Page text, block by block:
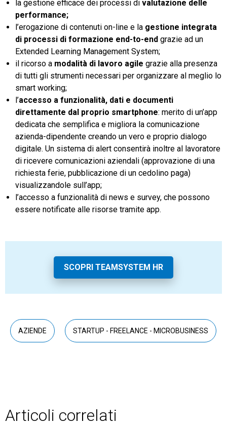
la gestione efficace dei processi di valutazione delle
performance;
l’erogazione di contenuti on-line e la gestione integrata
di processi di formazione end-to-end grazie ad un
Extended Learning Management System;
il ricorso a modalità di lavoro agile grazie alla presenza
di tutti gli strumenti necessari per organizzare al meglio lo
smart working;
l’accesso a funzionalità, dati e documenti
direttamente dal proprio smartphone: merito di un’app
dedicata che semplifica e migliora la comunicazione
azienda-dipendente creando un vero e proprio dialogo
digitale. Un sistema di alert consentirà inoltre al lavoratore
di ricevere comunicazioni aziendali (approvazione di una
richiesta ferie, pubblicazione di un cedolino paga)
visualizzandole sull’app;
l’accesso a funzionalità di news e survey, che possono
essere notificate alle risorse tramite app.
SCOPRI TEAMSYSTEM HR
AZIENDE STARTUP - FREELANCE - MICROBUSINESS
Articoli correlati